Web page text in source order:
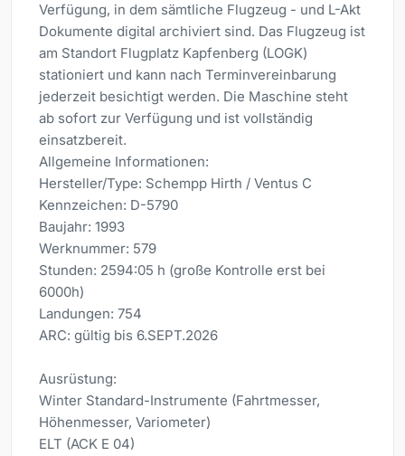
Verfügung, in dem sämtliche Flugzeug - und L-Akt
Dokumente digital archiviert sind. Das Flugzeug ist
am Standort Flugplatz Kapfenberg (LOGK)
stationiert und kann nach Terminvereinbarung
jederzeit besichtigt werden. Die Maschine steht
ab sofort zur Verfügung und ist vollständig
einsatzbereit.
Allgemeine Informationen:
Hersteller/Type: Schempp Hirth / Ventus C
Kennzeichen: D-5790
Baujahr: 1993
Werknummer: 579
Stunden: 2594:05 h (große Kontrolle erst bei
6000h)
Landungen: 754
ARC: gültig bis 6.SEPT.2026
Ausrüstung:
Winter Standard-Instrumente (Fahrtmesser,
Höhenmesser, Variometer)
ELT (ACK E 04)